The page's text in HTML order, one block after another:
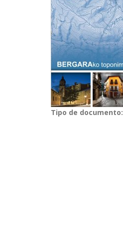
Tipo de documento: